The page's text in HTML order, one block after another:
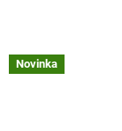
Novinka